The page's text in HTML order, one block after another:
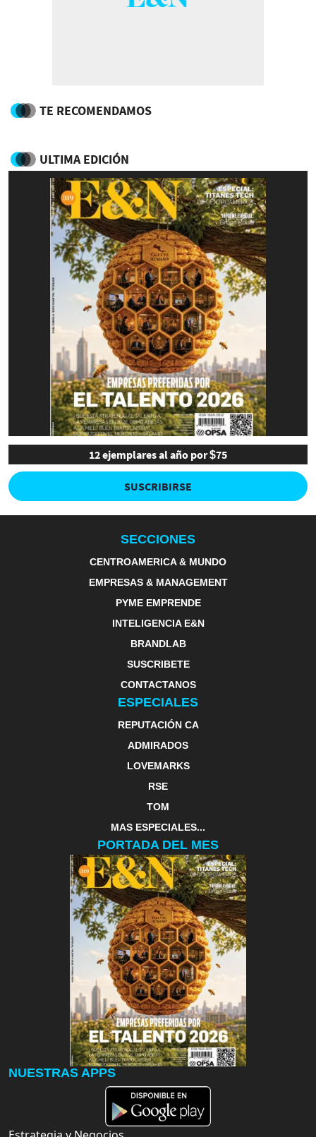
TE RECOMENDAMOS
ULTIMA EDICIÓN
12 ejemplares al año por $75
SUSCRIBIRSE
SECCIONES
CENTROAMERICA & MUNDO
EMPRESAS & MANAGEMENT
PYME EMPRENDE
INTELIGENCIA E&N
BRANDLAB
SUSCRIBETE
CONTACTANOS
ESPECIALES
REPUTACIÓN CA
ADMIRADOS
LOVEMARKS
RSE
TOM
MAS ESPECIALES...
PORTADA DEL MES
NUESTRAS APPS